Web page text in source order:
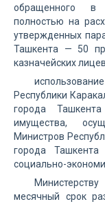
обращенного в
полностью на
утвержденных
Ташкента — 50
казначейских
Республики
города
имущества,
Министров
города
социально-
месячный срок